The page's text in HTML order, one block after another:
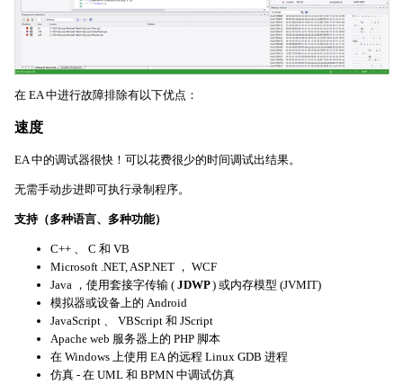
在 EA 中进行故障排除有以下优点：
速度
EA 中的调试器很快！可以花费很少的时间调试出结果。
无需手动步进即可执行录制程序。
支持（多种语言、多种功能）
C++ 、 C 和 VB
Microsoft .NET, ASP.NET ， WCF
Java ，使用套接字传输 ( JDWP) 或内存模型 (JVMIT)
模拟器或设备上的 Android
JavaScript 、 VBScript 和 JScript
Apache web 服务器上的 PHP 脚本
在 Windows 上使用 EA 的远程 Linux GDB 进程
仿真 - 在 UML 和 BPMN 中调试仿真